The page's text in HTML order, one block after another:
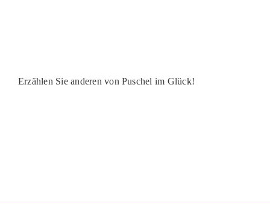
Erzählen Sie anderen von Puschel im Glück!